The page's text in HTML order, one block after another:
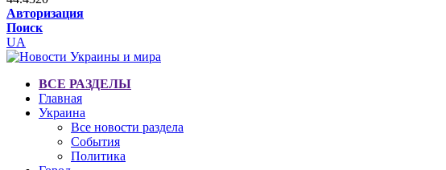
Авторизация
Поиск
UA
ВСЕ РАЗДЕЛЫ
Главная
Украина
Все новости раздела
События
Политика